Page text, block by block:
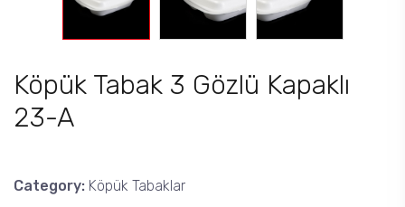
Köpük Tabak 3 Gözlü Kapaklı
23-A
Category: Köpük Tabaklar